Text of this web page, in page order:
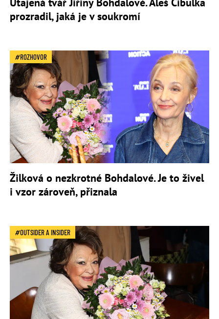
prozradil, jaká je v soukromí
ROZHOVOR
Žilková o nezkrotné Bohdalové. Je to živel
i vzor zároveň, přiznala
OUTSIDER A INSIDER